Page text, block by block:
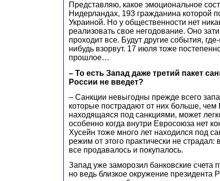
Представляю, какое эмоциональное
Нидерландах, 193 гражданина которой
Украиной. Но у общественности нет
реализовать свое негодование. Оно
проходит все. Будут другие события,
нибудь взорвут. 17 июля тоже
прошлое…
– То есть Запад даже третий пакет
России не введет?
– Санкции невыгодны прежде всего
которые пострадают от них больше, чем
находящаяся под санкциями, может
особенно когда внутри Евросоюза нет
Хусейн тоже много лет находился под
режим от этого практически не страдал:
все продавалось и покупалось.
Запад уже заморозил банковские счета
но ведь близкое окружение президента